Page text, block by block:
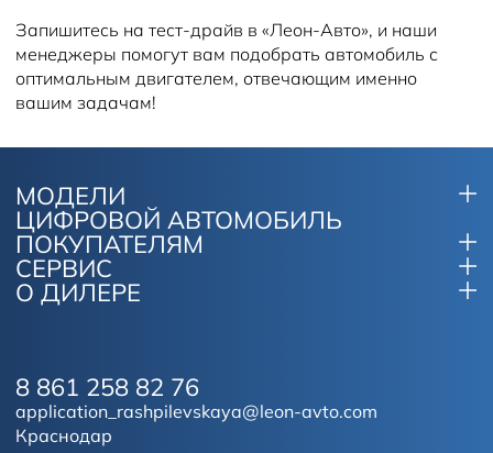
Запишитесь на тест-драйв в «Леон-Авто», и наши
менеджеры помогут вам подобрать автомобиль с
оптимальным двигателем, отвечающим именно
вашим задачам!
МОДЕЛИ
ЦИФРОВОЙ АВТОМОБИЛЬ
ПОКУПАТЕЛЯМ
СЕРВИС
О ДИЛЕРЕ
Краснодар
8 861 258 82 76
application_rashpilevskaya@leon-avto.com